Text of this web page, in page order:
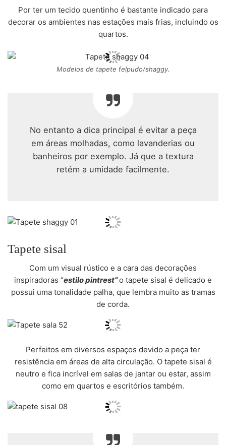
Por ter um tecido quentinho é bastante indicado para
decorar os ambientes nas estações mais frias, incluindo os
quartos.
Modelos de tapete felpudo/shaggy.
No entanto a dica principal é evitar a peça
em áreas molhadas, como lavanderias ou
banheiros por exemplo. Já que a textura
retém a umidade facilmente.
Tapete sisal
Com um visual rústico e a cara das decorações
inspiradoras “estilo pintrest”o tapete sisal é delicado e
possui uma tonalidade palha, que lembra muito as tramas
de corda.
Perfeitos em diversos espaços devido a peça ter
resistência em áreas de alta circulação. O tapete sisal é
neutro e fica incrível em salas de jantar ou estar, assim
como em quartos e escritórios também.